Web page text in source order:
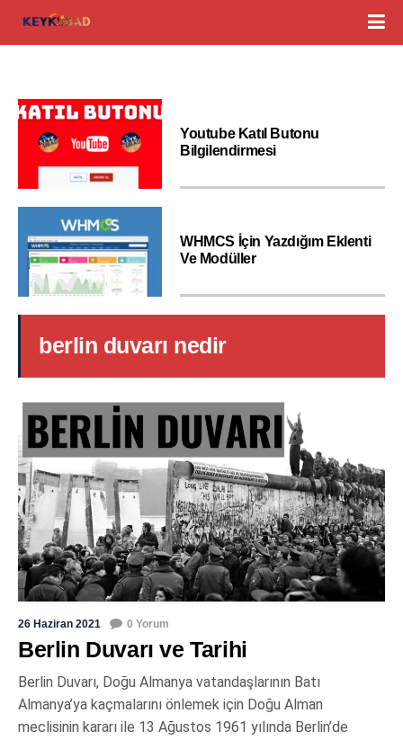
Youtube Katıl Butonu
Bilgilendirmesi
WHMCS İçin Yazdığım Eklenti
Ve Modüller
berlin duvarı nedir
26 Haziran 2021 0 Yorum
Berlin Duvarı ve Tarihi
Berlin Duvarı, Doğu Almanya vatandaşlarının Batı
Almanya’ya kaçmalarını önlemek için Doğu Alman
meclisinin kararı ile 13 Ağustos 1961 yılında Berlin’de